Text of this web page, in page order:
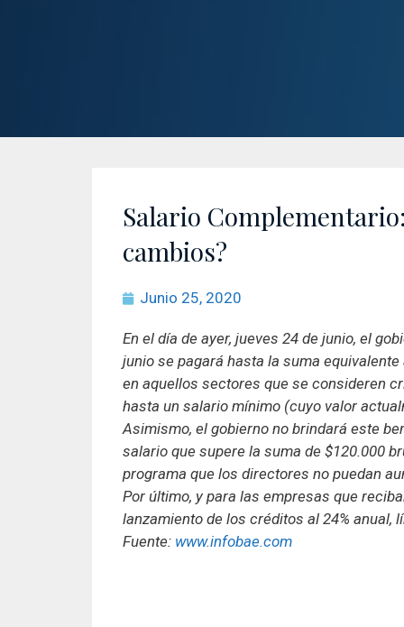
Salario
cambios?
Junio 25, 2020
En el día de ayer, jueves 24 de junio, el
junio se pagará hasta la suma
en aquellos sectores que se consideren
hasta un salario mínimo (cuyo valor
Asimismo, el gobierno no brindará este
salario que supere la suma de $120.000
programa que los directores no puedan
Por último, y para las empresas que
lanzamiento de los créditos al 24% anual,
Fuente: www.infobae.com